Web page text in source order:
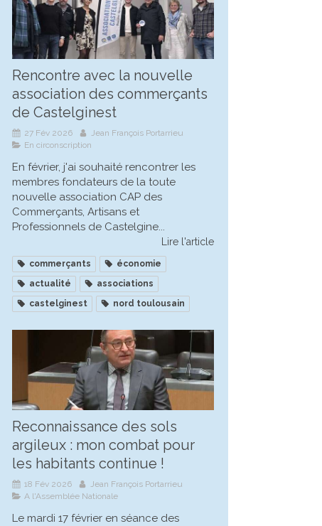
Rencontre avec la nouvelle
association des commerçants
de Castelginest
27 Fév 2026
Jean François Portarrieu
En circonscription
En février, j'ai souhaité rencontrer les
membres fondateurs de la toute
nouvelle association CAP des
Commerçants, Artisans et
Professionnels de Castelgine...
Lire l'article
commerçants
économie
actualité
associations
castelginest
nord toulousain
Reconnaissance des sols
argileux : mon combat pour
les habitants continue !
18 Fév 2026
Jean François Portarrieu
A l'Assemblée Nationale
Le mardi 17 février en séance des